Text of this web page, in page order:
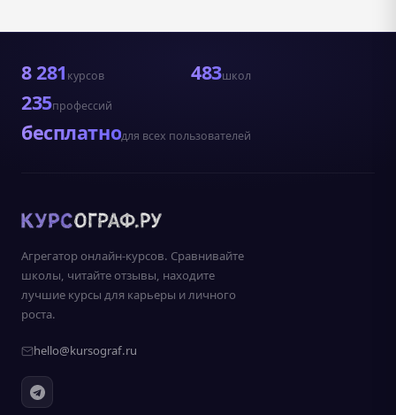
8 281 курсов 483школ
235профессий
бесплатнодля всех пользователей
Агрегатор онлайн-курсов. Сравнивайте
школы, читайте отзывы, находите
лучшие курсы для карьеры и личного
роста.
hello@kursograf.ru